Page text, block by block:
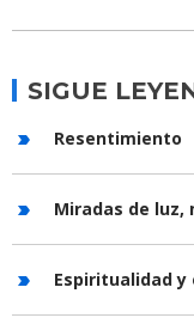
SIGUE
Resentimiento
Miradas de luz,
Espiritualidad